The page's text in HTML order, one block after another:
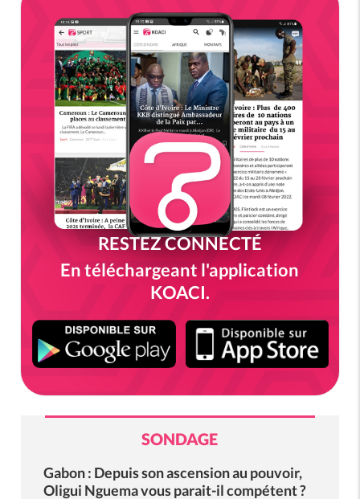
RESTEZ CONNECTÉ
En téléchargeant l'application
KOACI.
SONDAGE
Gabon : Depuis son ascension au pouvoir,
Oligui Nguema vous parait-il compétent ?